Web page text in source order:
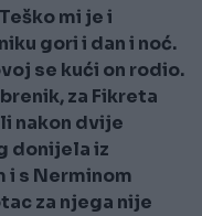
mi je i
gori i dan i noć.
se kući on rodio.
za Fikreta
nakon dvije
donijela iz
i s Nerminom
za njega nije